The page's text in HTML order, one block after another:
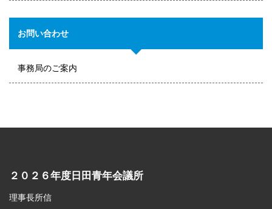
お問い合わせ
事務局のご案内
２０２６年度日田青年会議所
理事長所信